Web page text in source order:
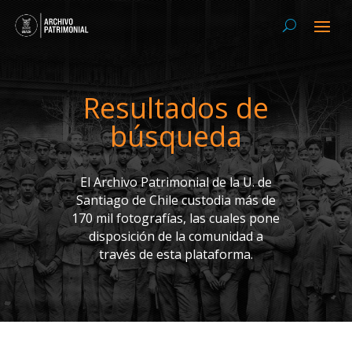
Resultados de
búsqueda
El Archivo Patrimonial de la U. de
Santiago de Chile custodia más de
170 mil fotografías, las cuales pone
disposición de la comunidad a
través de esta plataforma.